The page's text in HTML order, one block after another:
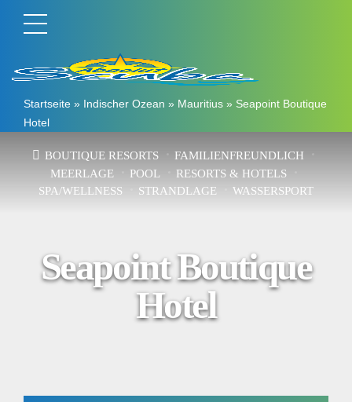
Startseite » Indischer Ozean » Mauritius » Seapoint Boutique
Hotel
BOUTIQUE RESORTS
FAMILIENFREUNDLICH
MEERLAGE
POOL
RESORTS & HOTELS
SPA/WELLNESS
STRANDLAGE WASSERSPORT
Seapoint Boutique
Hotel